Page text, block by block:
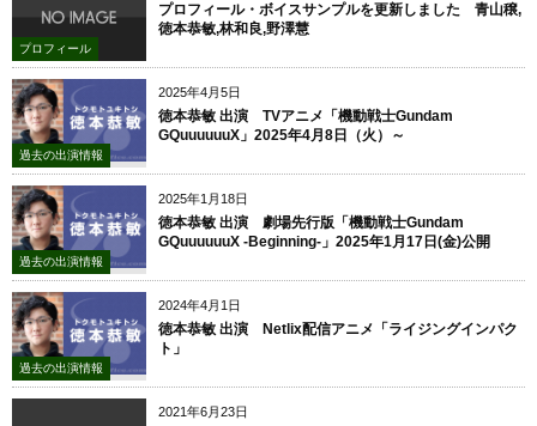
プロフィール
プロフィール・ボイスサンプルを更新しました 青山穣,
徳本恭敏,林和良,野澤慧
2025年4月5日
過去の出演情報
徳本恭敏 出演 TVアニメ「機動戦士Gundam
GQuuuuuuX」2025年4月8日（火）～
2025年1月18日
過去の出演情報
徳本恭敏 出演 劇場先行版「機動戦士Gundam
GQuuuuuuX -Beginning-」2025年1月17日(金)公開
2024年4月1日
過去の出演情報
徳本恭敏 出演 Netlix配信アニメ「ライジングインパク
ト」
2021年6月23日